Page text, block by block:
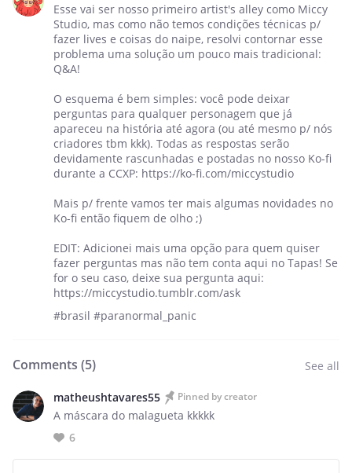
Esse vai ser nosso primeiro artist's alley como Miccy
Studio, mas como não temos condições técnicas p/
fazer lives e coisas do naipe, resolvi contornar esse
problema uma solução um pouco mais tradicional:
Q&A!
O esquema é bem simples: você pode deixar
perguntas para qualquer personagem que já
apareceu na história até agora (ou até mesmo p/ nós
criadores tbm kkk). Todas as respostas serão
devidamente rascunhadas e postadas no nosso Ko-fi
durante a CCXP: https://ko-fi.com/miccystudio
Mais p/ frente vamos ter mais algumas novidades no
Ko-fi então fiquem de olho ;)
EDIT: Adicionei mais uma opção para quem quiser
fazer perguntas mas não tem conta aqui no Tapas! Se
for o seu caso, deixe sua pergunta aqui:
https://miccystudio.tumblr.com/ask
#brasil #paranormal_panic
Comments (5) See all
matheushtavares55 Pinned by creator
A máscara do malagueta kkkkk
6